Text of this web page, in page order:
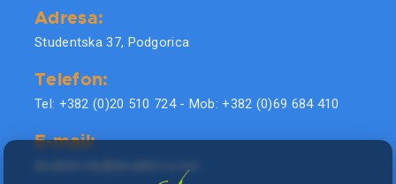
Adresa:
Studentska 37, Podgorica
Telefon:
Tel: +382 (0)20 510 724 - Mob: +382 (0)69 684 410
E-mail: